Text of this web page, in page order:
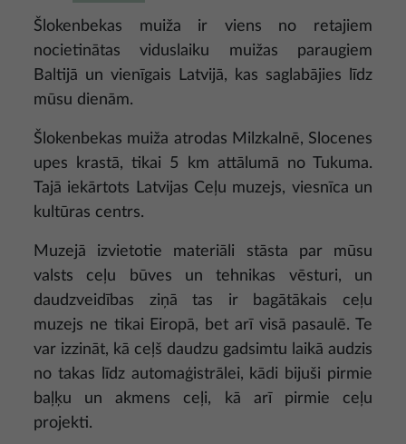
Šlokenbekas muiža ir viens no retajiem
nocietinātas viduslaiku muižas paraugiem
Baltijā un vienīgais Latvijā, kas saglabājies līdz
mūsu dienām.
Šlokenbekas muiža atrodas Milzkalnē, Slocenes
upes krastā, tikai 5 km attālumā no Tukuma.
Tajā iekārtots Latvijas Ceļu muzejs, viesnīca un
kultūras centrs.
Muzejā izvietotie materiāli stāsta par mūsu
valsts ceļu būves un tehnikas vēsturi, un
daudzveidības ziņā tas ir bagātākais ceļu
muzejs ne tikai Eiropā, bet arī visā pasaulē. Te
var izzināt, kā ceļš daudzu gadsimtu laikā audzis
no takas līdz automaģistrālei, kādi bijuši pirmie
baļķu un akmens ceļi, kā arī pirmie ceļu
projekti.